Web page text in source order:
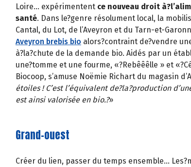
Loire… expérimentent ce nouveau droit
santé. Dans le?genre résolument local, la
Cantal, du Lot, de l’Aveyron et du Tarn-et-
Aveyron brebis bio alors?contraint de?vendre
à?la?chute de la demande bio. Aidés par un
une?tomme et une fourme, «?Rebêêêlle » et
Biocoop, s’amuse Noëmie Richart du magasin
étoiles ! C’est l’équivalent de?la?production
est ainsi valorisée en bio.?»
Grand-ouest
Créer du lien, passer du temps ensemble…